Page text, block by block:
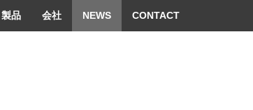
convenient version of this site
製品 会社 NEWS CONTACT